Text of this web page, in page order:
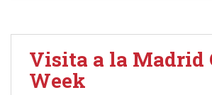
Visita a la Madrid
Week